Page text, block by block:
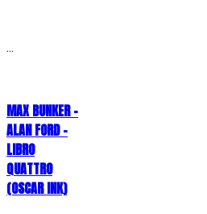
...
MAX BUNKER –
ALAN FORD –
LIBRO
QUATTRO
(OSCAR INK)